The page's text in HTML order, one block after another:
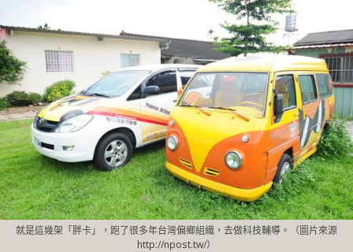
就是這幾架「胖卡」，跑了很多年台灣偏鄉組織，去做科技輔導。（圖片來源
http://npost.tw/）